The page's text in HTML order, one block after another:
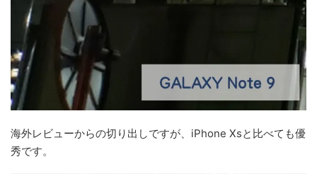
海外レビューからの切り出しですが、iPhone Xsと比べても優
秀です。